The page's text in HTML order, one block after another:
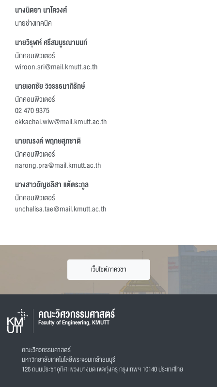
นางนิตยา นาโควงศ์
นายช่างเทคนิค
นายวิรุฬห์ ศรีสมบูรณานนท์
นักคอมพิวเตอร์
wiroon.sri@mail.kmutt.ac.th
นายเอกชัย วิวรรธนาภิรักษ์
นักคอมพิวเตอร์
02 470 9375
ekkachai.wiw@mail.kmutt.ac.th
นายณรงค์ พฤกษสุภชาติ
นักคอมพิวเตอร์
narong.pra@mail.kmutt.ac.th
นางสาวอัญชลิสา แต้ตระกูล
นักคอมพิวเตอร์
unchalisa.tae@mail.kmutt.ac.th
เว็บไซต์ภาควิชา
คณะวิศวกรรมศาสตร์
Faculty of Engineering, KMUTT
คณะวิศวกรรมศาสตร์
มหาวิทยาลัยเทคโนโลยีพระจอมเกล้าธนบุรี
126 ถนนประชาอุทิศ แขวงบางมด เขตทุ่งครุ กรุงเทพฯ 10140 ประเทศไทย